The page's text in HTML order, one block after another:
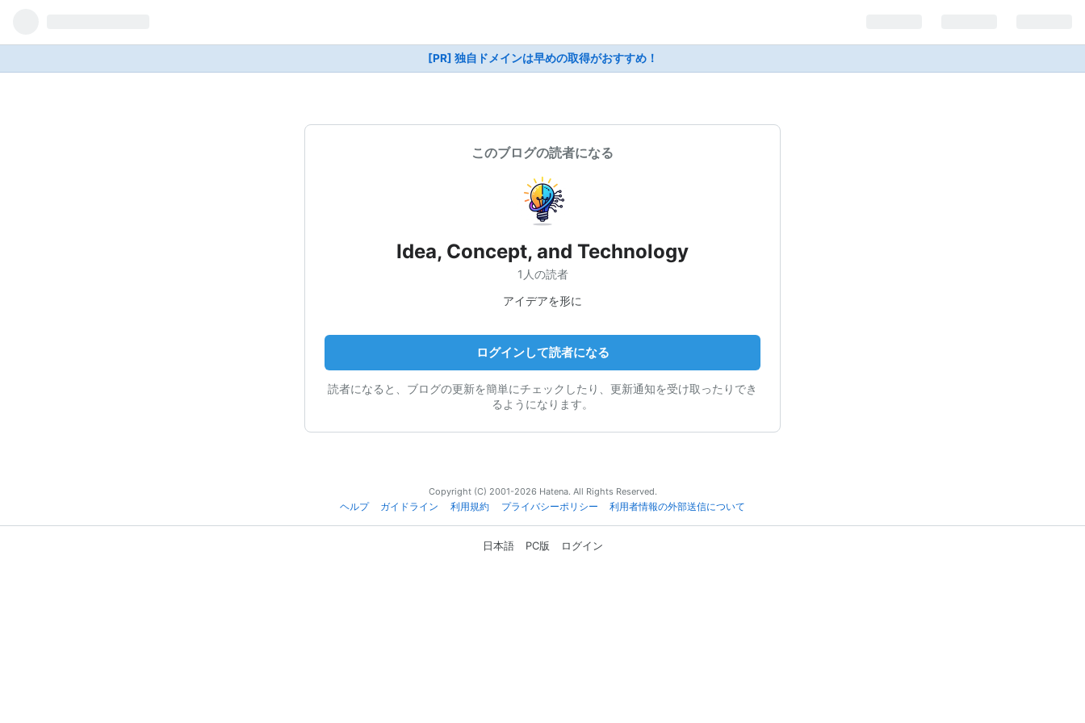
[PR] 独自ドメインは早めの取得がおすすめ！
このブログの読者になる
Idea, Concept, and Technology
1人の読者
アイデアを形に
ログインして読者になる
読者になると、ブログの更新を簡単にチェックしたり、更新通知を受け取ったりでき
るようになります。
Copyright (C) 2001-2026 Hatena. All Rights Reserved.
ヘルプ
ガイドライン 利用規約 プライバシーポリシー 利用者情報の外部送信について
日本語 PC版 ログイン